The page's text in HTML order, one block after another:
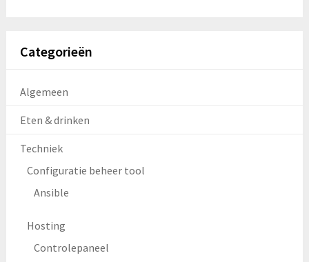
Categorieën
Algemeen
Eten & drinken
Techniek
Configuratie beheer tool
Ansible
Hosting
Controlepaneel